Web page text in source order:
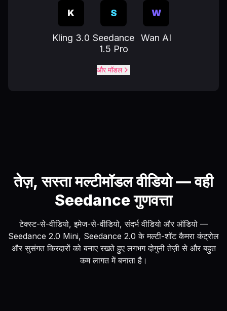
K
Kling 3.0
S
Seedance
1.5 Pro
W
Wan AI
और मॉडल
तेज़, सस्ता मल्टीमॉडल वीडियो — वही
Seedance गुणवत्ता
टेक्स्ट-से-वीडियो, इमेज-से-वीडियो, संदर्भ वीडियो और ऑडियो —
Seedance 2.0 Mini, Seedance 2.0 के मल्टी-शॉट कैमरा कंट्रोल
और सुसंगत किरदारों को बनाए रखते हुए लगभग दोगुनी तेज़ी से और बहुत
कम लागत में बनाता है।